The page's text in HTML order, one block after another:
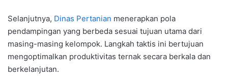
Selanjutnya, Dinas Pertanian menerapkan pola
pendampingan yang berbeda sesuai tujuan utama dari
masing-masing kelompok. Langkah taktis ini bertujuan
mengoptimalkan produktivitas ternak secara berkala dan
berkelanjutan.